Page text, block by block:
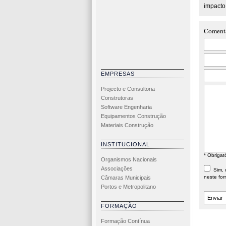
EMPRESAS
Projecto e Consultoria
Construtoras
Software Engenharia
Equipamentos Construção
Materiais Construção
INSTITUCIONAL
Organismos Nacionais
Associações
Câmaras Municipais
Portos e Metropolitano
FORMAÇÃO
Formação Contínua
*
Sim,
neste